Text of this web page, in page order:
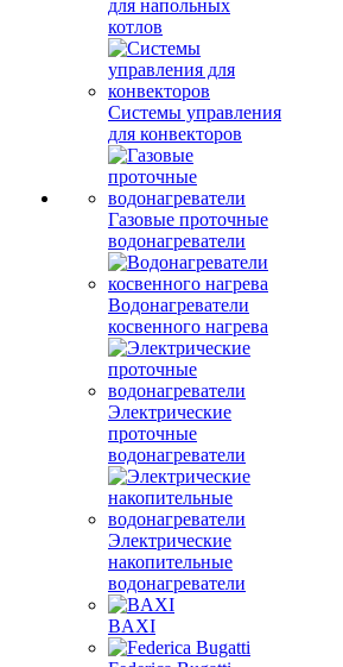
для напольных
котлов
Системы управления
для конвекторов
Газовые проточные
водонагреватели
Водонагреватели
косвенного нагрева
Электрические
проточные
водонагреватели
Электрические
накопительные
водонагреватели
BAXI